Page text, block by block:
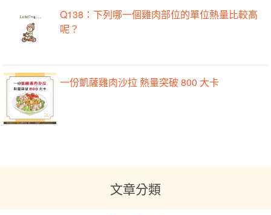
Q138：下列哪一個雞肉部位的單位熱量比較高
呢？
一份凱薩雞肉沙拉 熱量突破 800 大卡
文章分類